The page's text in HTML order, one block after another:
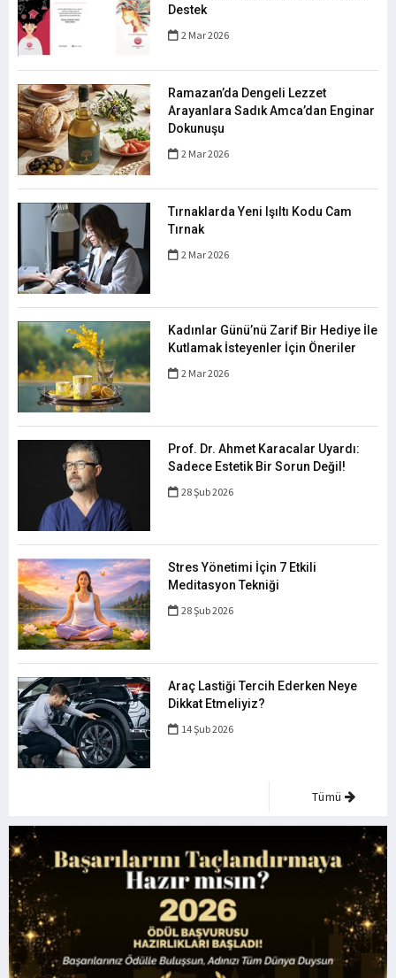
Destek
2 Mar 2026
Ramazan’da Dengeli Lezzet
Arayanlara Sadık Amca’dan Enginar
Dokunuşu
2 Mar 2026
Tırnaklarda Yeni Işıltı Kodu Cam
Tırnak
2 Mar 2026
Kadınlar Günü’nü Zarif Bir Hediye İle
Kutlamak İsteyenler İçin Öneriler
2 Mar 2026
Prof. Dr. Ahmet Karacalar Uyardı:
Sadece Estetik Bir Sorun Değil!
28 Şub 2026
Stres Yönetimi İçin 7 Etkili
Meditasyon Tekniği
28 Şub 2026
Araç Lastiği Tercih Ederken Neye
Dikkat Etmeliyiz?
14 Şub 2026
Tümü